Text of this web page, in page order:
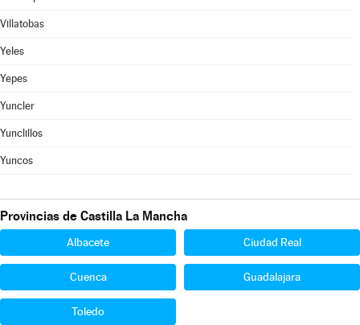
Villatobas
Yeles
Yepes
Yuncler
Yunclillos
Yuncos
Provincias de Castilla La Mancha
Albacete Ciudad Real
Cuenca Guadalajara
Toledo